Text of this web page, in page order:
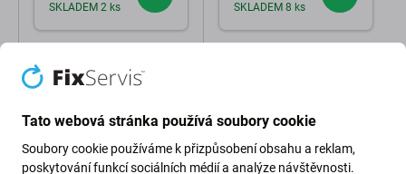
SKLADEM 2 ks SKLADEM 8 ks
Tato webová stránka používá soubory cookie
Soubory cookie používáme k přizpůsobení obsahu a reklam,
poskytování funkcí sociálních médií a analýze návštěvnosti.